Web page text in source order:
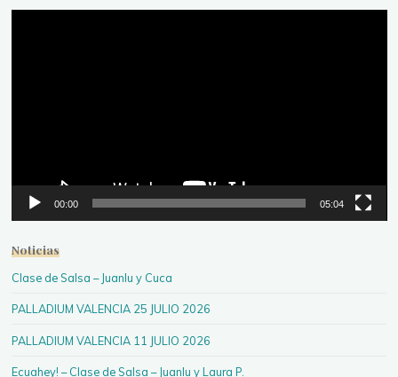
00:00 05:04
Noticias
Clase de Salsa – Juanlu y Cuca
PALLADIUM VALENCIA 25 JULIO 2026
PALLADIUM VALENCIA 11 JULIO 2026
Ecuahey! – Clase de Salsa – Juanlu y Laura P.